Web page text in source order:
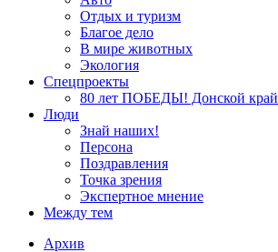
Отдых и туризм
Благое дело
В мире животных
Экология
Спецпроекты
80 лет ПОБЕДЫ! Донской край
Люди
Знай наших!
Персона
Поздравления
Точка зрения
Экспертное мнение
Между тем
Архив